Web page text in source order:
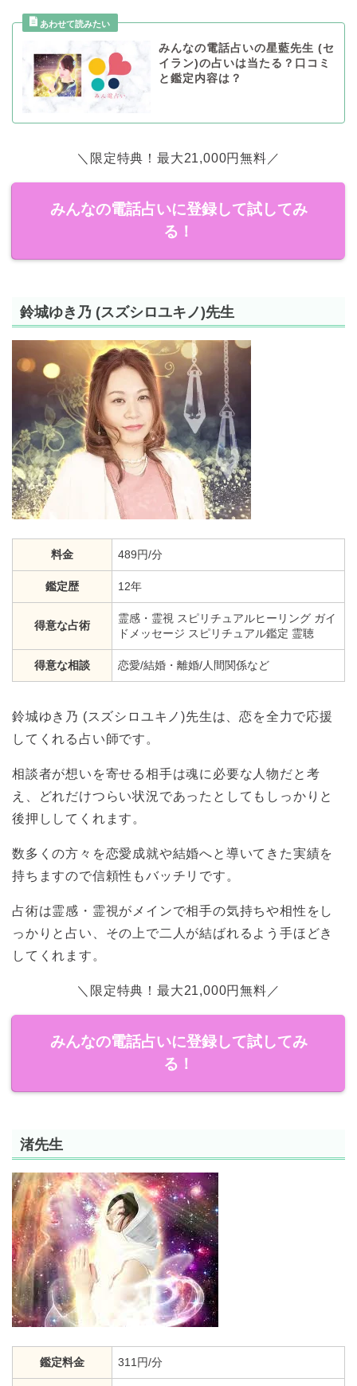
みんなの電話占いの星藍先生 (セ
イラン)の占いは当たる？口コミ
と鑑定内容は？
＼限定特典！最大21,000円無料／
みんなの電話占いに登録して試してみ
る！
鈴城ゆき乃 (スズシロユキノ)先生
料金 489円/分
鑑定歴 12年
得意な占術
霊感・霊視 スピリチュアルヒーリング ガイ
ドメッセージ スピリチュアル鑑定 霊聴
得意な相談 恋愛/結婚・離婚/人間関係など
鈴城ゆき乃 (スズシロユキノ)先生は、恋を全力で応援
してくれる占い師です。
相談者が想いを寄せる相手は魂に必要な人物だと考
え、どれだけつらい状況であったとしてもしっかりと
後押ししてくれます。
数多くの方々を恋愛成就や結婚へと導いてきた実績を
持ちますので信頼性もバッチリです。
占術は霊感・霊視がメインで相手の気持ちや相性をし
っかりと占い、その上で二人が結ばれるよう手ほどき
してくれます。
＼限定特典！最大21,000円無料／
みんなの電話占いに登録して試してみ
る！
渚先生
鑑定料金 311円/分